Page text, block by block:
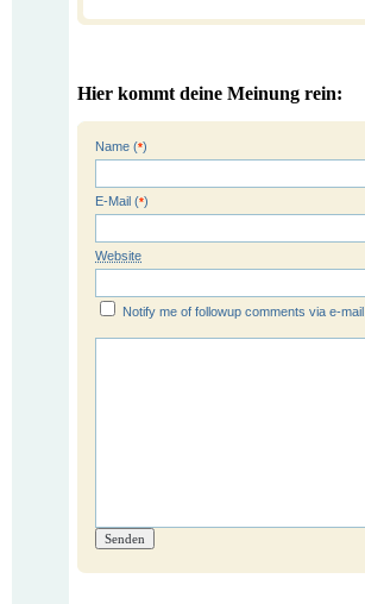
Hier kommt deine Meinung rein:
Name (*)
E-Mail (*)
Website
Notify me of followup comments via e-mail